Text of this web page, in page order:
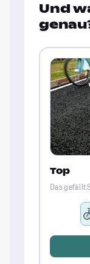
Und
Top
Das gefällt